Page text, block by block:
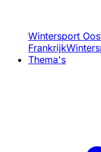
Wintersport
Frankrijk
Thema's